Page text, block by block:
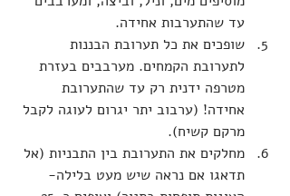
עד שהתערבות אחידה.
שופכים את כל תערובת הבננות
לתערובת הקמחים. מערבבים בעזרת
מטרפה ידנית רק עד שהתערובת
אחידה! (ערבוב יתר יגרום לעוגה לקבל
מרקם קשיח).
מחלקים את התערובת בין התבניות (אל
תדאגו אם נראה שיש מעט בלילה-